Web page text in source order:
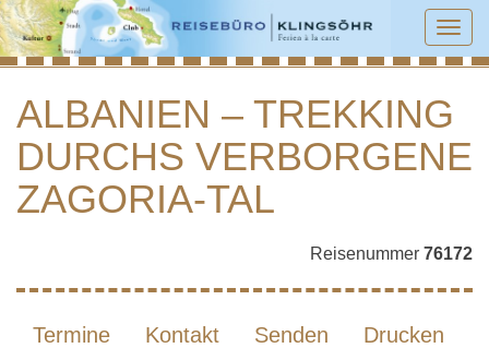
ALBANIEN – TREKKING DURCHS
VERBORGENE ZAGORIA-TAL
ALBANIEN – TREKKING
DURCHS VERBORGENE
ZAGORIA-TAL
Reisenummer 76172
Termine Kontakt Senden Drucken